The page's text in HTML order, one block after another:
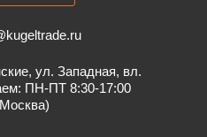
ул. Западная, вл.
ПН-ПТ 8:30-17:00